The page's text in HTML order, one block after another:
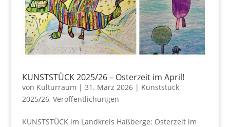
KUNSTSTÜCK 2025/26 – Osterzeit im April!
von Kulturraum | 31. März 2026| Kunststück
2025/26, Veröffentlichungen
KUNSTSTÜCK im Landkreis Haßberge: Osterzeit im